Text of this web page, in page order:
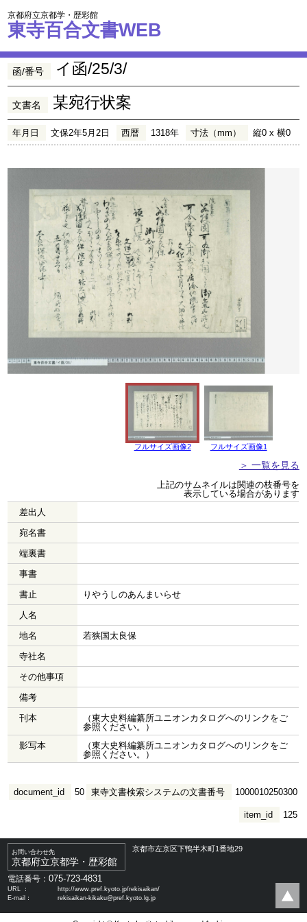
京都府立京都学・歴彩館
東寺百合文書WEB
函/番号 イ函/25/3/
文書名 某宛行状案
年月日 文保2年5月2日 西暦 1318年 寸法（mm） 縦0 x 横0
フルサイズ画像2 フルサイズ画像1
＞ 一覧を見る
上記のサムネイルは関連の枝番号を
表示している場合があります
差出人
宛名書
端裏書
事書
書止
りやうしのあんまいらせ
人名
地名
若狭国太良保
寺社名
その他事項
備考
刊本
（東大史料編纂所ユニオンカタログへのリンクをご
参照ください。）
影写本
（東大史料編纂所ユニオンカタログへのリンクをご
参照ください。）
東寺文書検索システムの文書番号 1000010250300
document_id 50
item_id 125
お問い合わせ先
京都府立京都学・歴彩館
京都市左京区下鴨半木町1番地29
電話番号：075-723-4831
URL ：
http://www.pref.kyoto.jp/rekisaikan/
E-mail：
rekisaikan-kikaku@pref.kyoto.lg.jp